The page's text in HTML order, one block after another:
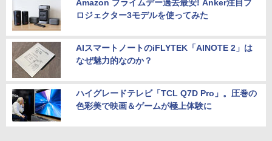
Amazon プライムデー過去最安! Anker注目プ
ロジェクター3モデルを使ってみた
AIスマートノートのiFLYTEK「AINOTE 2」は
なぜ魅力的なのか？
ハイグレードテレビ「TCL Q7D Pro」。圧巻の
色彩美で映画＆ゲームが極上体験に